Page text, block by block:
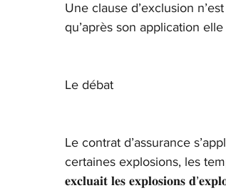
Une clause d’exclusion
qu’après son application
Le débat
Le contrat d’assurance
certaines explosions, les
𝐞𝐱𝐜𝐥𝐮𝐚𝐢𝐭 𝐥𝐞𝐬 𝐞𝐱𝐩𝐥𝐨𝐬𝐢𝐨𝐧𝐬